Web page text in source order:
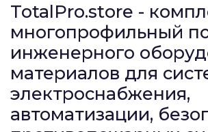
TotalPro.store -
многопрофильный
инженерного
материалов для
электроснабжения,
автоматизации,